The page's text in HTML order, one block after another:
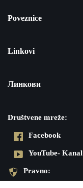
Poveznice
Linkovi
Линкови
Društvene mreže:
Facebook
YouTube- Kanal
Pravno: